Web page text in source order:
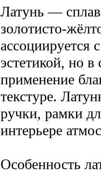
Латунь —
золотисто-
ассоциируется
эстетикой, но
применение
текстуре.
ручки, рамки
интерьере
Особенность